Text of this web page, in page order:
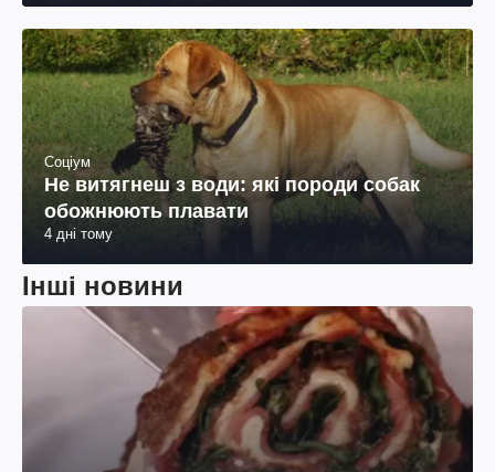
Соціум
Не витягнеш з води: які породи собак
обожнюють плавати
4 дні тому
Інші новини